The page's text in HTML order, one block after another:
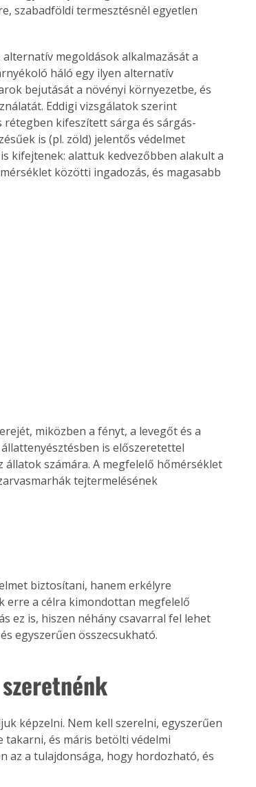
a
szabadföldi termesztésnél egyetlen
megoldások alkalmazását a
háló egy ilyen alternatív
bejutását a növényi környezetbe, és
Eddigi vizsgálatok szerint
kifeszített sárga és sárgás-
is (pl. zöld) jelentős védelmet
kifejtenek: alattuk kedvezőbben alakult a
közötti ingadozás, és magasabb
miközben a fényt, a levegőt és a
is előszeretettel
állatok számára. A megfelelő hőmérséklet
tejtermelésének
biztosítani, hanem erkélyre
erre a célra kimondottan megfelelő
ez is, hiszen néhány csavarral fel lehet
egyszerűen összecsukható.
képzelni. Nem kell szerelni, egyszerűen
takarni, és máris betölti védelmi
az a tulajdonsága, hogy hordozható, és